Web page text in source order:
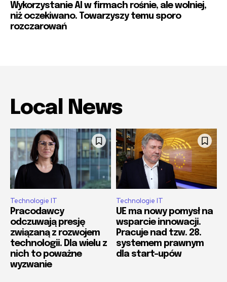
Wykorzystanie AI w firmach rośnie, ale wolniej,
niż oczekiwano. Towarzyszy temu sporo
rozczarowań
Local News
Technologie IT
Pracodawcy
odczuwają presję
związaną z rozwojem
technologii. Dla wielu z
nich to poważne
wyzwanie
Technologie IT
UE ma nowy pomysł na
wsparcie innowacji.
Pracuje nad tzw. 28.
systemem prawnym
dla start-upów